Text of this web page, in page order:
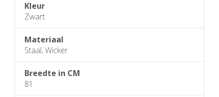
Kleur
Zwart
Materiaal
Staal, Wicker
Breedte in CM
81